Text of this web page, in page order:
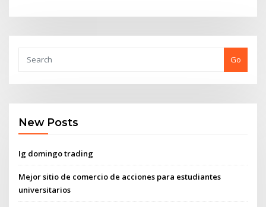
Go
New Posts
Ig domingo trading
Mejor sitio de comercio de acciones para estudiantes
universitarios